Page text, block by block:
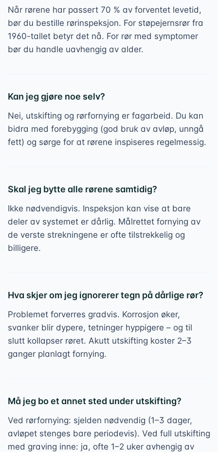
Når rørene har passert 70 % av forventet levetid,
bør du bestille rørinspeksjon. For støpejernsrør fra
1960-tallet betyr det nå. For rør med symptomer
bør du handle uavhengig av alder.
Kan jeg gjøre noe selv?
Nei, utskifting og rørfornying er fagarbeid. Du kan
bidra med forebygging (god bruk av avløp, unngå
fett) og sørge for at rørene inspiseres regelmessig.
Skal jeg bytte alle rørene samtidig?
Ikke nødvendigvis. Inspeksjon kan vise at bare
deler av systemet er dårlig. Målrettet fornying av
de verste strekningene er ofte tilstrekkelig og
billigere.
Hva skjer om jeg ignorerer tegn på dårlige rør?
Problemet forverres gradvis. Korrosjon øker,
svanker blir dypere, tetninger hyppigere – og til
slutt kollapser røret. Akutt utskifting koster 2–3
ganger planlagt fornying.
Må jeg bo et annet sted under utskifting?
Ved rørfornying: sjelden nødvendig (1–3 dager,
avløpet stenges bare periodevis). Ved full utskifting
med graving inne: ja, ofte 1–2 uker avhengig av